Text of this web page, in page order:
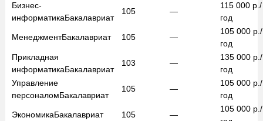
Бизнес-
информатикаБакалавриат
105 —
115 000 р./
год
МенеджментБакалавриат 105 —
105 000 р./
год
Прикладная
информатикаБакалавриат
103 —
135 000 р./
год
Управление
персоналомБакалавриат
105 —
105 000 р./
год
ЭкономикаБакалавриат 105 —
105 000 р./